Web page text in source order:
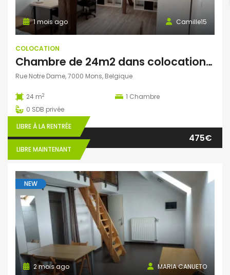
Camille15
1 mois ago
COLOCATION
Chambre de 24m2 dans colocation au cœur de Mons
Rue Notre Dame, 7000 Mons, Belgique
24 m2 1 Chambre
0 SDB privée
LIBRE À LA RENTRÉE
LIBRE MAINTENANT
475€
NEW
MARIA CANUETO
2 mois ago